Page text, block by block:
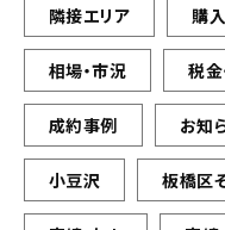
隣接エリア 購
相場・市況 税金
成約事例 お知
小豆沢 板橋区